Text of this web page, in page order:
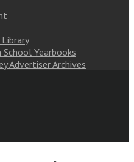
Yearbooks
Advertiser Archives